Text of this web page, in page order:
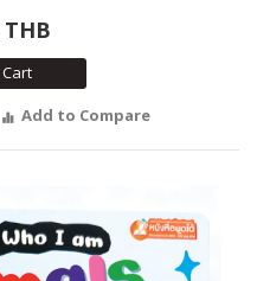
THB
Add to Compare